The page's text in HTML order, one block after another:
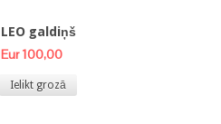
LEO galdiņš
Eur 100,00
Ielikt grozā